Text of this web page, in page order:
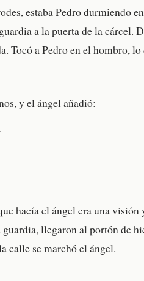
estaba Pedro durmiendo
a la puerta de la cárcel.
Tocó a Pedro en el hombro,
y el ángel añadió:
hacía el ángel era una visión
llegaron al portón de
calle se marchó el ángel.